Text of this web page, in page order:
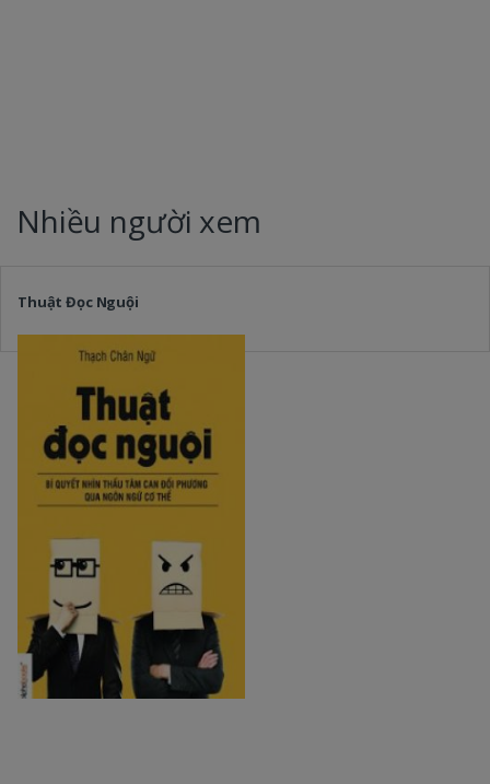
Nhiều người xem
Thuật Đọc Nguội